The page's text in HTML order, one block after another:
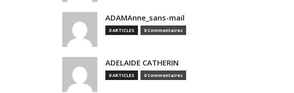
ADAMAnne_sans-mail
0 ARTICLES 0 Commentaires
ADELAIDE CATHERIN
0 ARTICLES 0 Commentaires